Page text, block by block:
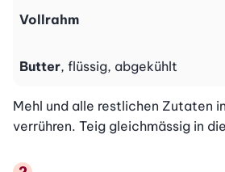
Vollrahm
Butter, flüssig, abgekühlt
Mehl und alle restlichen Zutaten
verrühren. Teig gleichmässig in